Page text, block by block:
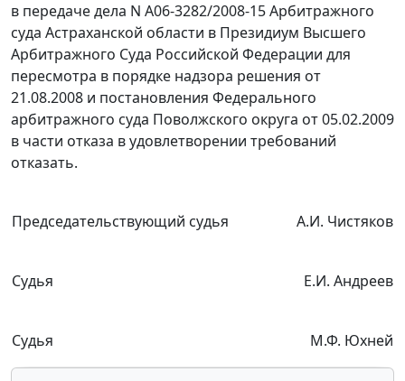
в передаче дела N А06-3282/2008-15 Арбитражного
суда Астраханской области в Президиум Высшего
Арбитражного Суда Российской Федерации для
пересмотра в порядке надзора решения от
21.08.2008 и постановления Федерального
арбитражного суда Поволжского округа от 05.02.2009
в части отказа в удовлетворении требований
отказать.
Председательствующий судья А.И. Чистяков
Судья Е.И. Андреев
Судья М.Ф. Юхней